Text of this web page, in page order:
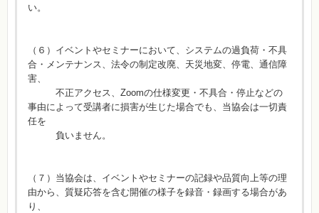
い。
（６）イベントやセミナーにおいて、システムの過負荷・不具
合・メンテナンス、法令の制定改廃、天災地変、停電、通信障
害、
不正アクセス、Zoomの仕様変更・不具合・停止などの
事由によって受講者に損害が生じた場合でも、当協会は一切責
任を
負いません。
（７）当協会は、イベントやセミナーの記録や品質向上等の理
由から、質疑応答を含む開催の様子を録音・録画する場合があ
り、